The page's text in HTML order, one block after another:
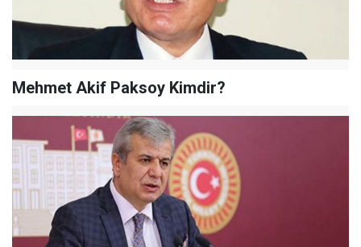
Mehmet Akif Paksoy Kimdir?